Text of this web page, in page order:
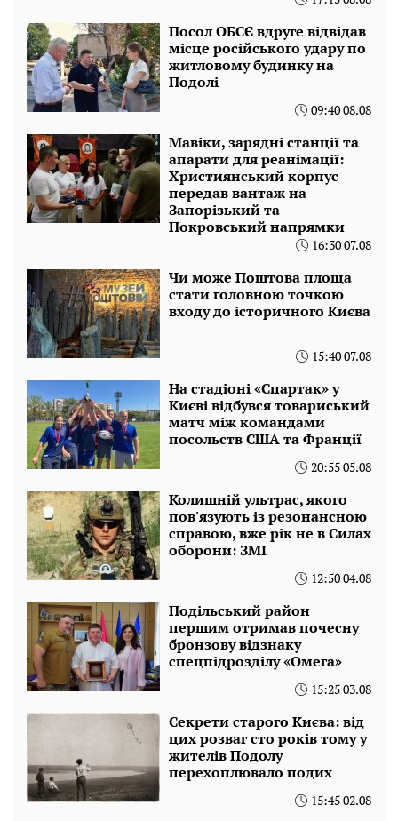
Посол ОБСЄ вдруге відвідав
місце російського удару по
житловому будинку на
Подолі
09:40 08.08
Мавіки, зарядні станції та
апарати для реанімації:
Християнський корпус
передав вантаж на
Запорізький та
Покровський напрямки
16:30 07.08
Чи може Поштова площа
стати головною точкою
входу до історичного Києва
15:40 07.08
На стадіоні «Спартак» у
Києві відбувся товариський
матч між командами
посольств США та Франції
20:55 05.08
Колишній ультрас, якого
пов'язують із резонансною
справою, вже рік не в Силах
оборони: ЗМІ
12:50 04.08
Подільський район
першим отримав почесну
бронзову відзнаку
спецпідрозділу «Омега»
15:25 03.08
Секрети старого Києва: від
цих розваг сто років тому у
жителів Подолу
перехоплювало подих
15:45 02.08